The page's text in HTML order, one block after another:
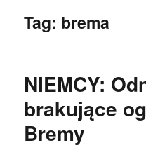
Tag: brema
NIEMCY:
brakujące
Bremy